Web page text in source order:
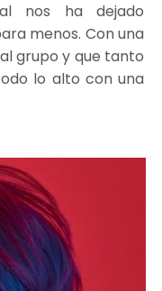
nos ha dejado
menos. Con una
grupo y que tanto
lo alto con una